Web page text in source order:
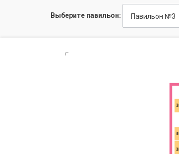
Выберите павильон: Павильон №3